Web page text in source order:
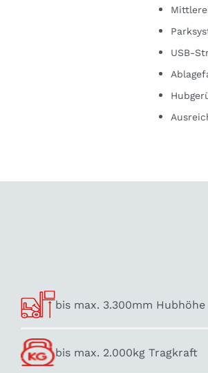
USB-
bis max. 3.300mm Hubhöhe
bis max. 2.000kg Tragkraft